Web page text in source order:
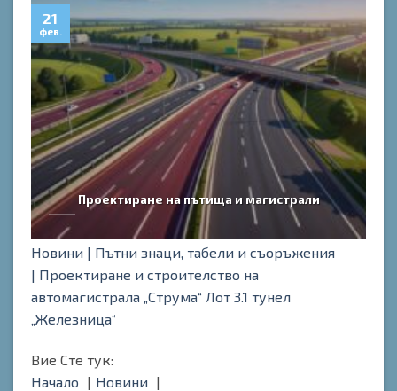
Проектиране на пътища и магистрали
21
фев.
Новини | Пътни знаци, табели и съоръжения
| Проектиране и строителство на
автомагистрала „Струма“ Лот 3.1 тунел
„Железница“
Вие Сте тук:
Начало
Новини